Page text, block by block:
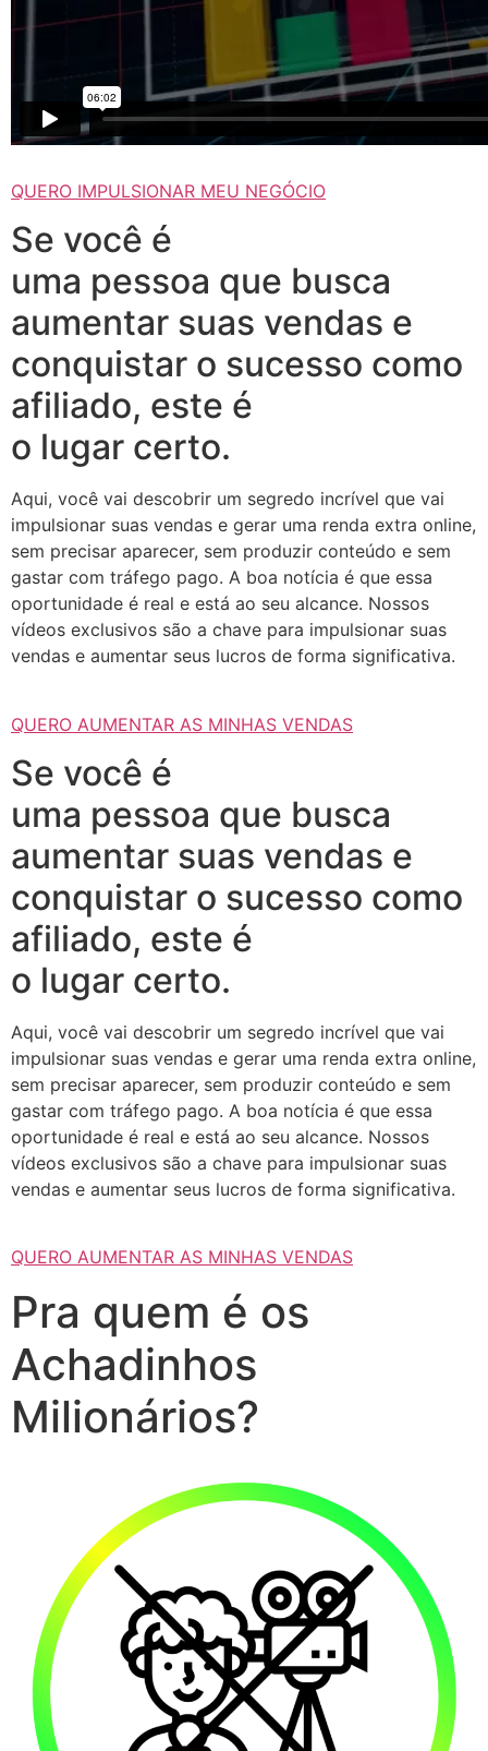
QUERO IMPULSIONAR MEU NEGÓCIO
Se você é
uma pessoa que busca
aumentar suas vendas e
conquistar o sucesso como
afiliado, este é
o lugar certo.
Aqui, você vai descobrir um segredo incrível que vai
impulsionar suas vendas e gerar uma renda extra online,
sem precisar aparecer, sem produzir conteúdo e sem
gastar com tráfego pago. A boa notícia é que essa
oportunidade é real e está ao seu alcance. Nossos
vídeos exclusivos são a chave para impulsionar suas
vendas e aumentar seus lucros de forma significativa.
QUERO AUMENTAR AS MINHAS VENDAS
Se você é
uma pessoa que busca
aumentar suas vendas e
conquistar o sucesso como
afiliado, este é
o lugar certo.
Aqui, você vai descobrir um segredo incrível que vai
impulsionar suas vendas e gerar uma renda extra online,
sem precisar aparecer, sem produzir conteúdo e sem
gastar com tráfego pago. A boa notícia é que essa
oportunidade é real e está ao seu alcance. Nossos
vídeos exclusivos são a chave para impulsionar suas
vendas e aumentar seus lucros de forma significativa.
QUERO AUMENTAR AS MINHAS VENDAS
Pra quem é os
Achadinhos
Milionários?